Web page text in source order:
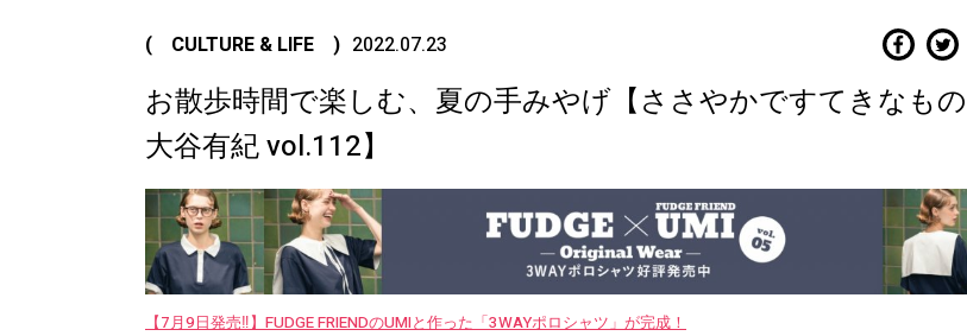
( CULTURE & LIFE ) 2022.07.23
お散歩時間で楽しむ、夏の手みやげ【ささやかですてきなもの
大谷有紀 vol.112】
【7月9日発売‼︎】FUDGE FRIENDのUMIと作った「3WAYポロシャツ」が完成！